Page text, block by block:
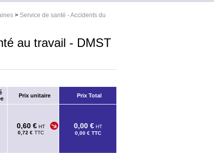
> Service de santé - Accidents du
au travail - DMST
Prix unitaire Prix Total
0,60 € HT
0,72 € TTC
0,00 € HT
0,00 € TTC